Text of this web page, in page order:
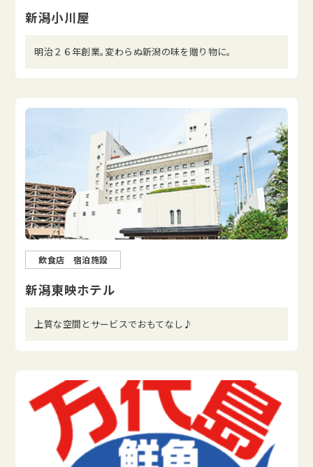
新潟小川屋
明治２６年創業。変わらぬ新潟の味を贈り物に。
飲食店 宿泊施設
新潟東映ホテル
上質な空間とサービスでおもてなし♪